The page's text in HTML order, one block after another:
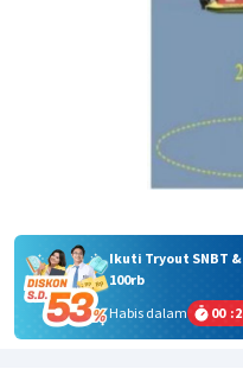
Ikuti Tryout SNBT
100rb
Habis dalam
00 :